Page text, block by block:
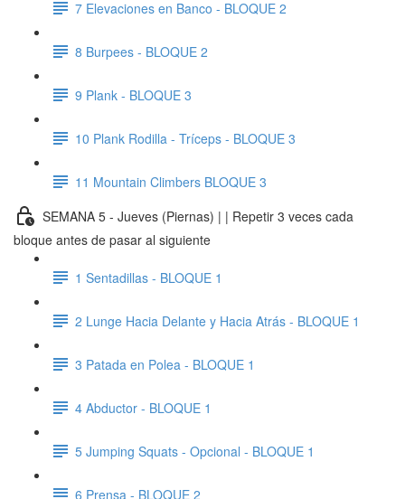
7 Elevaciones en Banco - BLOQUE 2
8 Burpees - BLOQUE 2
9 Plank - BLOQUE 3
10 Plank Rodilla - Tríceps - BLOQUE 3
11 Mountain Climbers BLOQUE 3
SEMANA 5 - Jueves (Piernas) | | Repetir 3 veces cada
bloque antes de pasar al siguiente
1 Sentadillas - BLOQUE 1
2 Lunge Hacia Delante y Hacia Atrás - BLOQUE 1
3 Patada en Polea - BLOQUE 1
4 Abductor - BLOQUE 1
5 Jumping Squats - Opcional - BLOQUE 1
6 Prensa - BLOQUE 2